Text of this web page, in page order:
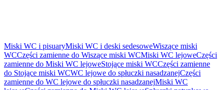
Miski WC i pisuaryMiski WC i deski sedesoweWiszące miski
WCCzęści zamienne do Wiszące miski WCMiski WC lejoweCzęści
zamienne do Miski WC lejoweStojące miski WCCzęści zamienne
do Stojące miski WCWC lejowe do spłuczki nasadzanejCzęści
zamienne do WC lejowe do spłuczki nasadzanejMiski WC